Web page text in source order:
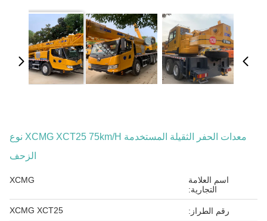
معدات الحفر الثقيلة المستخدمة XCMG XCT25 75km/H نوع
الزحف
اسم العلامة
التجارية:
XCMG
رقم الطراز: XCMG XCT25